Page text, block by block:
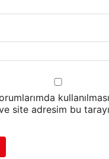
site adresim bu